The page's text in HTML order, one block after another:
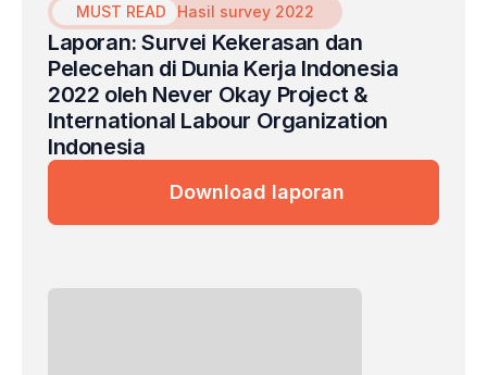
MUST READ Hasil survey 2022
Laporan: Survei Kekerasan dan
Pelecehan di Dunia Kerja Indonesia
2022 oleh Never Okay Project &
International Labour Organization
Indonesia
Download laporan